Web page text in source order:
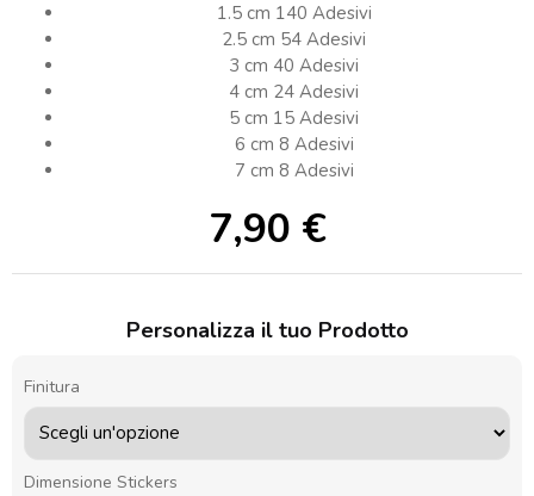
1.5 cm 140 Adesivi
2.5 cm 54 Adesivi
3 cm 40 Adesivi
4 cm 24 Adesivi
5 cm 15 Adesivi
6 cm 8 Adesivi
7 cm 8 Adesivi
7,90 €
Personalizza il tuo Prodotto
Finitura
Dimensione Stickers